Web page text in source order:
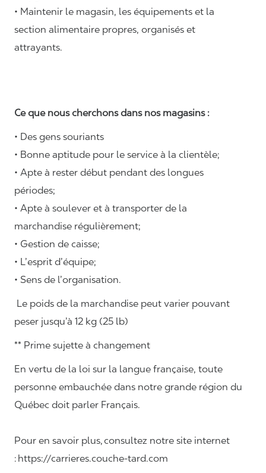
• Maintenir le magasin, les équipements et la
section alimentaire propres, organisés et
attrayants.
Ce que nous cherchons dans nos magasins :
• Des gens souriants
• Bonne aptitude pour le service à la clientèle;
• Apte à rester début pendant des longues
périodes;
• Apte à soulever et à transporter de la
marchandise régulièrement;
• Gestion de caisse;
• L’esprit d’équipe;
• Sens de l’organisation.
Le poids de la marchandise peut varier pouvant
peser jusqu’à 12 kg (25 lb)
** Prime sujette à changement
En vertu de la loi sur la langue française, toute
personne embauchée dans notre grande région du
Québec doit parler Français.
Pour en savoir plus, consultez notre site internet
: https://carrieres.couche-tard.com